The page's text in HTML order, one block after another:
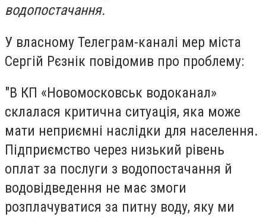
водопостачання.
У власному Телеграм-каналі мер міста
Сергій Рєзнік повідомив про проблему:
"В КП «Новомосковськ водоканал»
склалася критична ситуація, яка може
мати неприємні наслідки для населення.
Підприємство через низький рівень
оплат за послуги з водопостачання й
водовідведення не має змоги
розплачуватися за питну воду, яку ми